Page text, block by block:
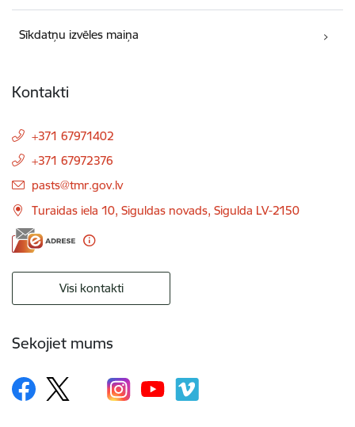
Sīkdatņu izvēles maiņa
Kontakti
+371 67971402
+371 67972376
E-pasts:
pasts@tmr.gov.lv
Turaidas iela 10, Siguldas novads, Sigulda LV-2150
Visi kontakti
Sekojiet mums